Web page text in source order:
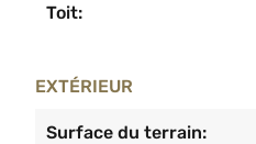
Toit:
EXTÉRIEUR
Surface du terrain: